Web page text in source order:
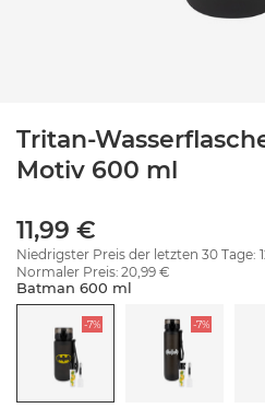
Tritan-
Motiv 600 ml
11,99 €
Niedrigster Preis der letzten 30 Tage:
Normaler Preis: 20,99 €
Batman 600 ml
-7% -7%